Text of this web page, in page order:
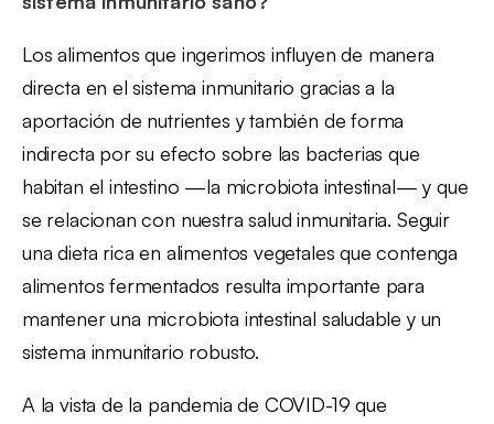
Los alimentos que ingerimos influyen de manera
directa en el sistema inmunitario gracias a la
aportación de nutrientes y también de forma
indirecta por su efecto sobre las bacterias que
habitan el intestino —la microbiota intestinal— y que
se relacionan con nuestra salud inmunitaria. Seguir
una dieta rica en alimentos vegetales que contenga
alimentos fermentados resulta importante para
mantener una microbiota intestinal saludable y un
sistema inmunitario robusto.
A la vista de la pandemia de COVID-19 que